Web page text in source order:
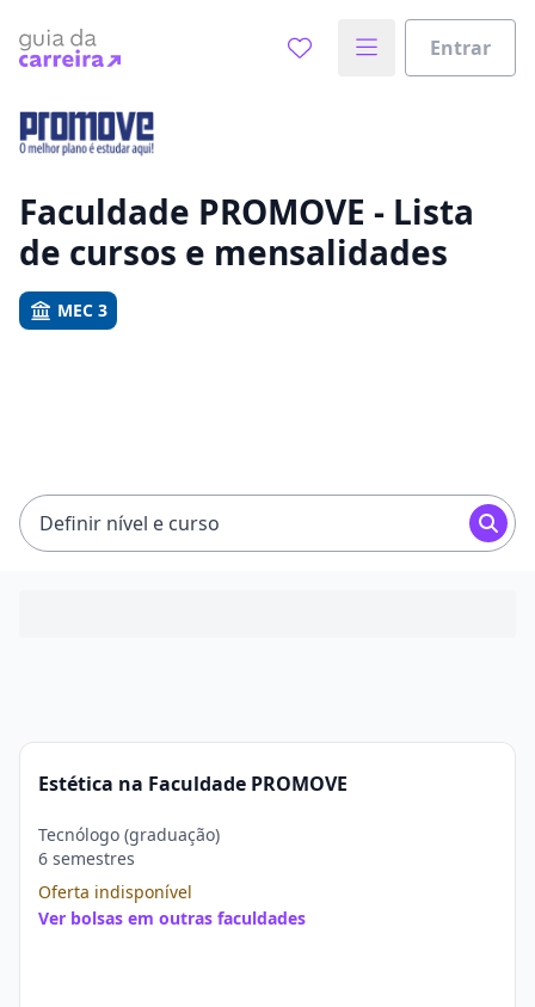
Entrar
Vamos te guiar no caminho ideal para seus estudos
Faculdade PROMOVE - Lista
de cursos e mensalidades
MEC 3
Definir nível e curso
Estética na Faculdade PROMOVE
Tecnólogo (graduação)
6 semestres
Oferta indisponível
Ver bolsas em outras faculdades